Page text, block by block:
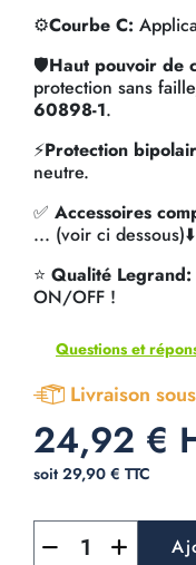
⚙️Courbe C:
🛡️Haut pouvoir de
protection sans
60898-1.
⚡Protection
neutre.
✅ Accessoires
... (voir ci dessous)⬇️
⭐ Qualité Legrand:
ON/OFF !
Questions et
Livraison
24,92 €
soit 29,90 € TTC